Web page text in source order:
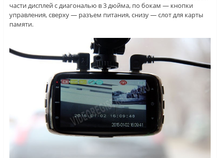
части дисплей с диагональю в 3 дюйма, по бокам — кнопки
управления, сверху — разъем питания, снизу — слот для карты
памяти.